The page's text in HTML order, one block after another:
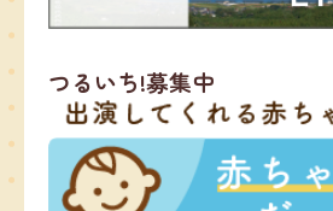
つるいち!募集中